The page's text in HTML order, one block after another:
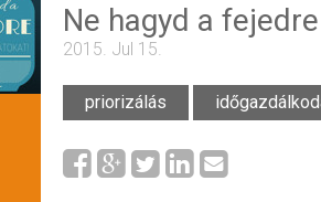
Ne hagyd a
2015. Jul 15.
priorizálás